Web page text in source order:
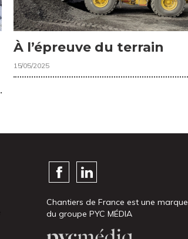
À l’épreuve du terrain
15/05/2025
Chantiers de France est une marque
du groupe PYC MÉDIA